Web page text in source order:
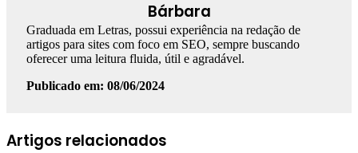
Bárbara
Graduada em Letras, possui experiência na redação de
artigos para sites com foco em SEO, sempre buscando
oferecer uma leitura fluida, útil e agradável.
Publicado em: 08/06/2024
Facebook
Linkedin
WhatsApp
Telegram
Artigos relacionados